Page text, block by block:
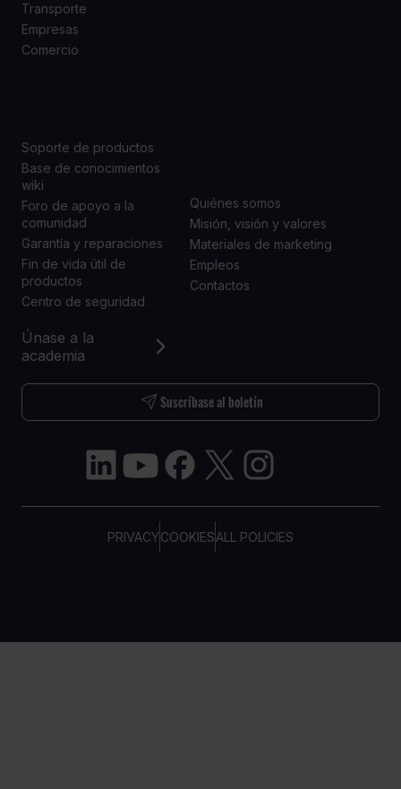
PRIVACYCOOKIESALL POLICIES
Únase a la
academia
Suscríbase al boletín
Transporte
Empresas
Comercio
Soporte de productos
Base de conocimientos
wiki
Foro de apoyo a la
comunidad
Garantía y reparaciones
Fin de vida útil de
productos
Centro de seguridad
Quiénes somos
Misión, visión y valores
Materiales de marketing
Empleos
Contactos